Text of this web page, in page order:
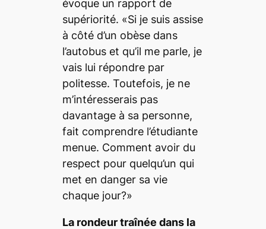
évoque un rapport de
supériorité. «Si je suis assise
à côté d’un obèse dans
l’autobus et qu’il me parle, je
vais lui répondre par
politesse. Toutefois, je ne
m’intéresserais pas
davantage à sa personne,
fait comprendre l’étudiante
menue. Comment avoir du
respect pour quelqu’un qui
met en danger sa vie
chaque jour?»
La rondeur traînée dans la